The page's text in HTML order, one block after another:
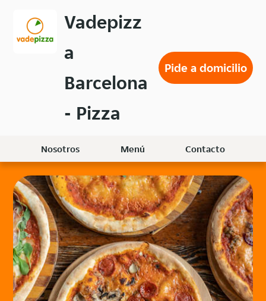
menú
Vadepizz
a
Barcelona
- Pizza
Pide a domicilio
Nosotros Menú Contacto